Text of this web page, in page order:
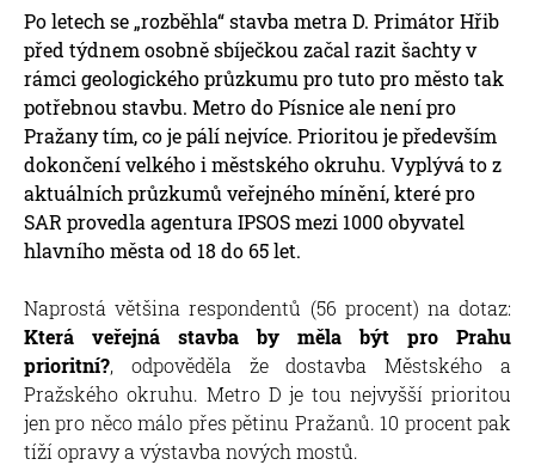
Po letech se „rozběhla“ stavba metra D. Primátor Hřib
před týdnem osobně sbíječkou začal razit šachty v
rámci geologického průzkumu pro tuto pro město tak
potřebnou stavbu. Metro do Písnice ale není pro
Pražany tím, co je pálí nejvíce. Prioritou je především
dokončení velkého i městského okruhu. Vyplývá to z
aktuálních průzkumů veřejného mínění, které pro
SAR provedla agentura IPSOS mezi 1000 obyvatel
hlavního města od 18 do 65 let.
Naprostá většina respondentů (56 procent) na dotaz:
Která veřejná stavba by měla být pro Prahu
prioritní?, odpověděla že dostavba Městského a
Pražského okruhu. Metro D je tou nejvyšší prioritou
jen pro něco málo přes pětinu Pražanů. 10 procent pak
tíží opravy a výstavba nových mostů.